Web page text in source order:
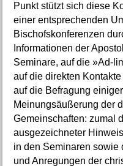
Punkt stützt sich diese
einer entsprechenden
Bischofskonferenzen
Informationen der
Seminare, auf die »Ad-
auf die direkten
auf die Befragung
Meinungsäußerung der
Gemeinschaften: zumal
ausgezeichneter
in den Seminaren sowie
und Anregungen der